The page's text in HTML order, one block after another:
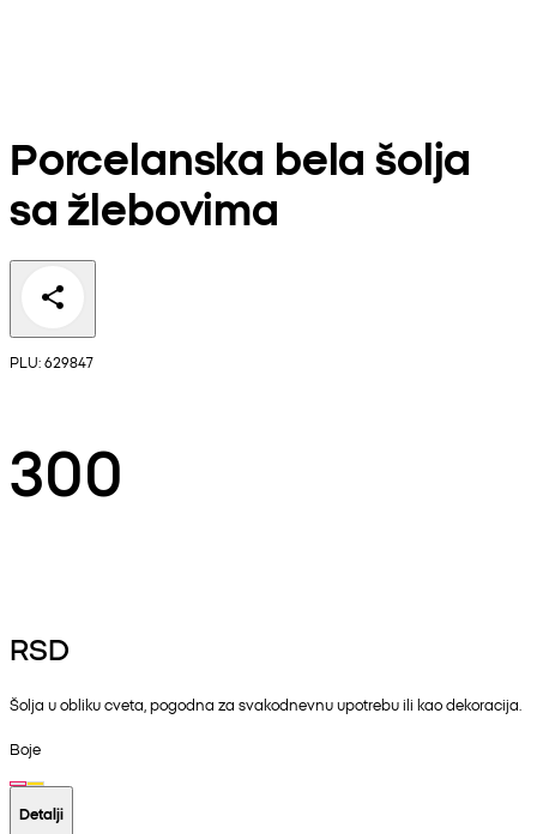
Porcelanska bela šolja
sa žlebovima
PLU: 629847
300
RSD
Šolja u obliku cveta, pogodna za svakodnevnu upotrebu ili kao dekoracija.
Boje
Detalji